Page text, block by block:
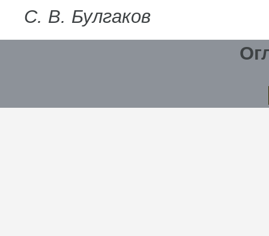
С. В. Булгаков